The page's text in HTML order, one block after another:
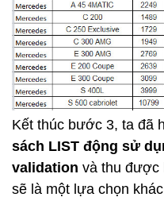
Kết thúc bước 3, ta đã
sách LIST động sử
validation và thu được
sẽ là một lựa chọn